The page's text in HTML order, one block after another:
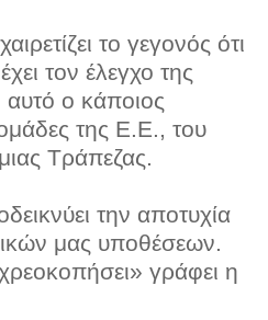
το γεγονός ότι
τον έλεγχο της
ο κάποιος
της Ε.Ε., του
Τράπεζας.
την αποτυχία
μας υποθέσεων.
γράφει η